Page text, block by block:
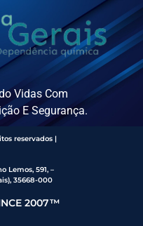
Vidas Com
E Segurança.
reservados |
Lemos, 591, –
35668-000
2007™